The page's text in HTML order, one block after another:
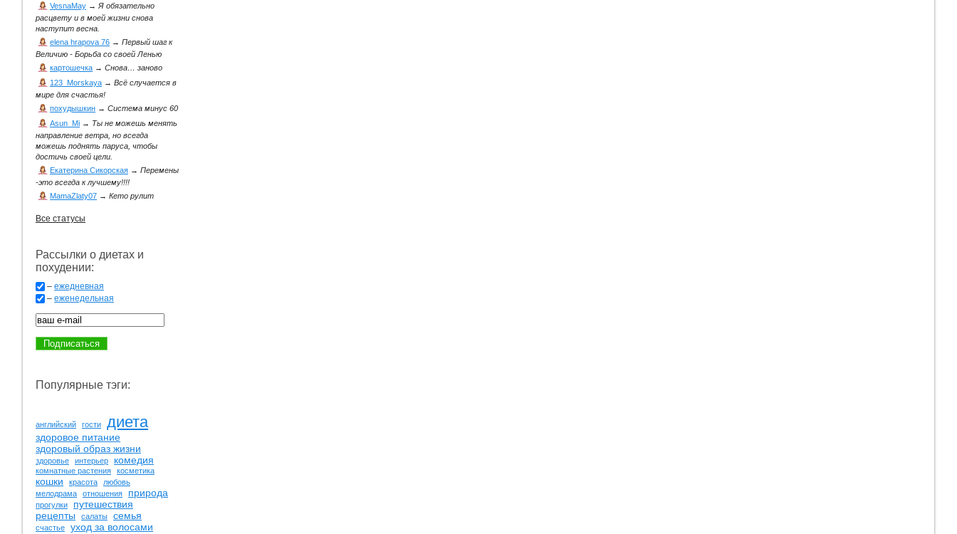
VesnaMay →Я обязательно
расцвету и в моей жизни снова
наступит весна.
elena hrapova 76 → Первый шаг к
Величию - Борьба со своей Ленью
картошечка → Снова… заново
123_Morskaya → Всё случается в
мире для счастья!
похудышкин → Система минус 60
Asun_Mi → Ты не можешь менять
направление ветра, но всегда
можешь поднять паруса, чтобы
достичь своей цели.
Екатерина Сикорская → Перемены
-это всегда к лучшему!!!!
MamaZlaty07 → Кето рулит
Все статусы
Рассылки о диетах и
похудении:
– ежедневная
– еженедельная
Популярные тэги:
английский гости диета
здоровое питание
здоровый образ жизни
здоровье интерьер комедия
комнатные растения косметика
кошки красота
любовь
мелодрама
отношения природа
прогулки
путешествия
рецепты
салаты семья
счастье
уход за волосами